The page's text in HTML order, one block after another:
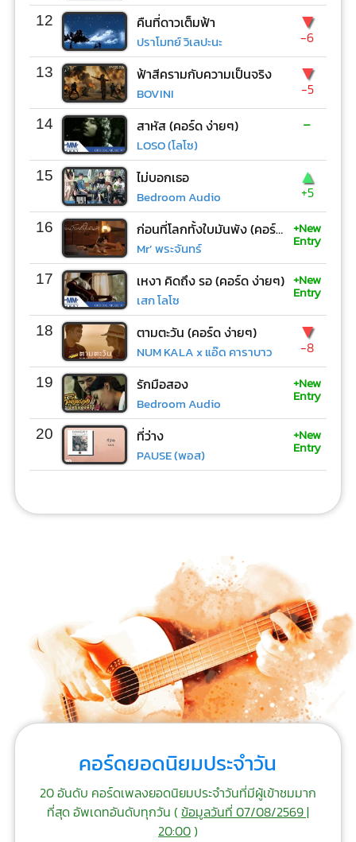
12 คืนที่ดาวเต็มฟ้า
ปราโมทย์ วิเลปะนะ
▼
-6
13 ฟ้าสีครามกับความเป็นจริง
BOVINI
▼
-5
14 สาหัส (คอร์ด ง่ายๆ)
LOSO (โลโซ)
-
15 ไม่บอกเธอ
Bedroom Audio
▲
+5
16 ก่อนที่โลกทั้งใบมันพัง (คอร์ด ง่ายๆ)
Mr’ พระจันทร์
+New
Entry
17 เหงา คิดถึง รอ (คอร์ด ง่ายๆ)
เสก โลโซ
+New
Entry
18 ตามตะวัน (คอร์ด ง่ายๆ)
NUM KALA x แอ๊ด คาราบาว
▼
-8
19 รักมือสอง
Bedroom Audio
+New
Entry
20 ที่ว่าง
PAUSE (พอส)
+New
Entry
คอร์ดยอดนิยมประจำวัน
20 อันดับ คอร์ดเพลงยอดนิยมประจำวันที่มีผู้เข้าชมมาก
ที่สุด อัพเดทอันดับทุกวัน (ข้อมูลวันที่ 07/08/2569 |
20:00)